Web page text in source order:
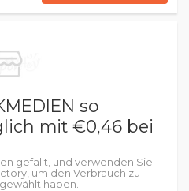
so
mit €0,46 bei
gefällt, und verwenden Sie
um den Verbrauch zu
haben.